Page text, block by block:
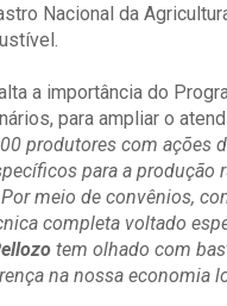
Nacional da
a importância do
para ampliar o
produtores com ações
para a produção
meio de convênios,
completa voltado
tem olhado com
na nossa economia